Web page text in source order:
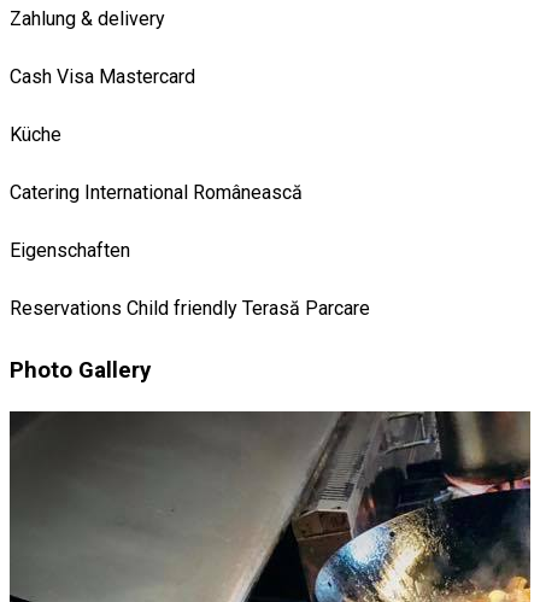
Zahlung & delivery
Cash Visa Mastercard
Küche
Catering International Românească
Eigenschaften
Reservations Child friendly Terasă Parcare
Photo Gallery